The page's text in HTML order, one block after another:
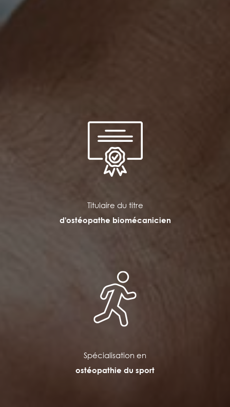
Titulaire du titre
d'ostéopathe biomécanicien
Spécialisation en
ostéopathie du sport